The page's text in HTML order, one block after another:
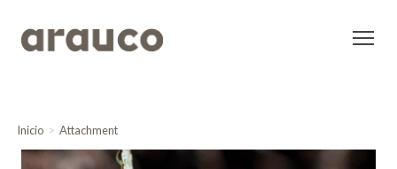
Inicio Attachment